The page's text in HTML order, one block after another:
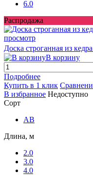
6.0
Распродажа
просмотр
Доска строганная из
В корзину
Подробнее
Купить в 1 клик
В избранное Недоступно
Сорт
AB
Длина, м
2.0
3.0
4.0